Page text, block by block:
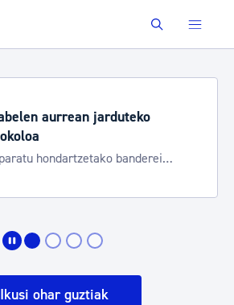
Buscar
Aste Nagusia 2026
Trafiko mozketak eta
bereziak
Ikusi ohar guztiak